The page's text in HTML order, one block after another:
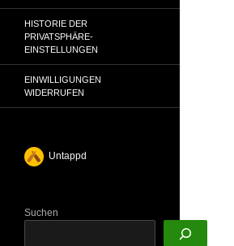
HISTORIE DER
PRIVATSPHÄRE-
EINSTELLUNGEN
EINWILLIGUNGEN
WIDERRUFEN
Untappd
Suchen